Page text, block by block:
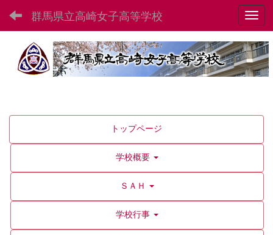
群馬県立高崎女子高等学校
トップページ
学校概要
ＳＡＨ
学校行事